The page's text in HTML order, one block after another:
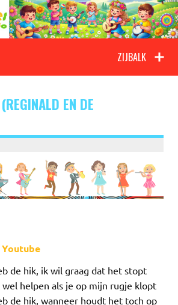
Kinderliedjes
ZIJBALK
EN DE
de hik, ik wil graag dat het stopt
helpen als je op mijn rugje klopt
de hik, wanneer houdt het toch op